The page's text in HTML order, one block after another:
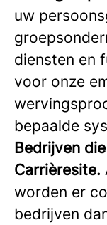
uw
diensten en
voor onze
bepaalde
Bedrijven
Carrièresite.
worden er
bedrijven